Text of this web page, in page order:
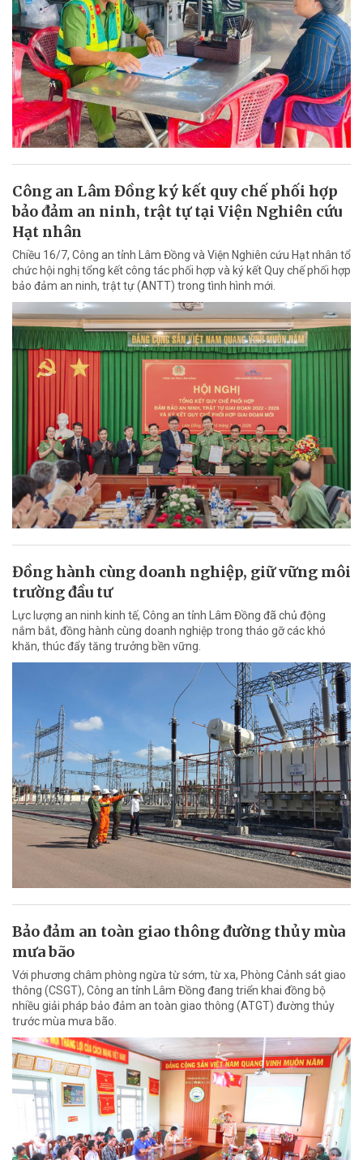
Công an Lâm Đồng ký kết quy chế phối hợp
bảo đảm an ninh, trật tự tại Viện Nghiên cứu
Hạt nhân
Chiều 16/7, Công an tỉnh Lâm Đồng và Viện Nghiên cứu Hạt nhân tổ
chức hội nghị tổng kết công tác phối hợp và ký kết Quy chế phối hợp
bảo đảm an ninh, trật tự (ANTT) trong tình hình mới.
Đồng hành cùng doanh nghiệp, giữ vững môi
trường đầu tư
Lực lượng an ninh kinh tế, Công an tỉnh Lâm Đồng đã chủ động
nắm bắt, đồng hành cùng doanh nghiệp trong tháo gỡ các khó
khăn, thúc đẩy tăng trưởng bền vững.
Bảo đảm an toàn giao thông đường thủy mùa
mưa bão
Với phương châm phòng ngừa từ sớm, từ xa, Phòng Cảnh sát giao
thông (CSGT), Công an tỉnh Lâm Đồng đang triển khai đồng bộ
nhiều giải pháp bảo đảm an toàn giao thông (ATGT) đường thủy
trước mùa mưa bão.